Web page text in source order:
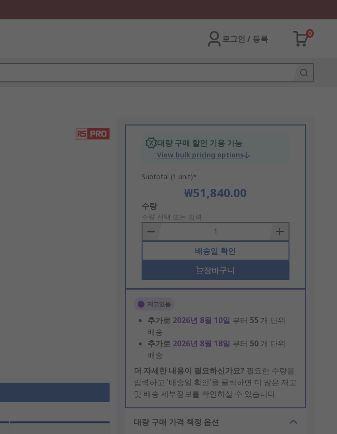
로그인 / 등록
0
대량 구매 할인 기용 가능
View bulk pricing options
Subtotal (1 unit)*
₩51,840.00
Add
to
Basket
수량
수량 선택 또는 입력
배송일 확인
장바구니
재고있음
추가로 2026년 8월 10일 부터 55 개 단위
배송
추가로 2026년 8월 18일 부터 50 개 단위
배송
더 자세한 내용이 필요하신가요? 필요한 수량을
입력하고 '배송일 확인'을 클릭하면 더 많은 재고
및 배송 세부정보를 확인하실 수 있습니다.
대량 구매 가격 책정 옵션